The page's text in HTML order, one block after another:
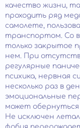
качество жизни,
проходить ряд
самолете,
транспортом. Со
только закрытое
нем. При
регулярные
психика, нервная
несколько раз в
эмоциональные
может
Не исключен